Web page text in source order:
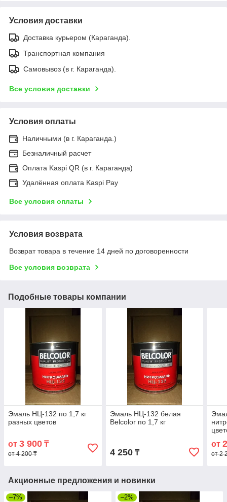
Условия доставки
Доставка курьером (Караганда).
Транспортная компания
Самовывоз (в г. Караганда).
Все условия доставки
Условия оплаты
Наличными (в г. Караганда.)
Безналичный расчет
Оплата Kaspi QR (в г. Караганда)
Удалённая оплата Kaspi Pay
Все условия оплаты
Условия возврата
Возврат товара в течение 14 дней по договоренности
Все условия возврата
Подобные товары компании
Эмаль НЦ-132 по 1,7 кг
разных цветов
от 3 900 ₸
от 4 200 ₸
Эмаль НЦ-132 белая
Belcolor по 1,7 кг
4 250₸
от
от 2
Акционные предложения и новинки
–7% –2%